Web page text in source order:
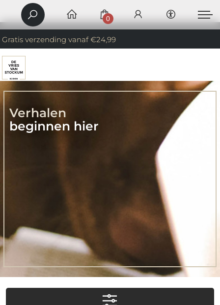
Gratis verzending vanaf €24,99
0
Verhalen
beginnen hier